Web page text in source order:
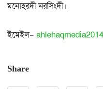
মনোহরদী নরসিংদী।
ইমেইল–
Share